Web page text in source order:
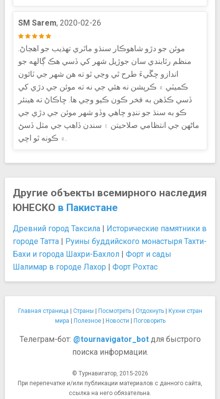
SM Sarem, 2020-02-26
موئن جو دڙو شاهوڪار سنڌو ماٿري تهذيب جو اهڃاڻ.
منظم رٿابندي سان جوڙيل شهر کي ڏسي هڪ ڳالهه جو
اندازو چڱيءَ طرح ٿي وڃي ٿو ته هن شهر جي ٽائون
ڪميٽي ۾ ڪرپشن نه هئي جي نه ته موئن جي دڙي کي
ڏسي ڪڏهن به فخر ڪون ڪيو وڃي ها. ڇاڪاڻ ته هينئر
ڪو به سنڌ جو ننڍو چاهي وڏو شهر موئن جي دڙي جي
ماڻهن جي انتظامي صلاحيتن ۽ سندن ڏاهپ جي مثل ڏسڻ
Другие объекты всемирного наследия
ЮНЕСКО в Пакистане
Древний город Таксила | Исторические памятники в
городе Татта | Руины буддийского монастыря Тахти-
Бахи и города Шахри-Бахлол | Форт и сады
Шалимар в городе Лахор | Форт Рохтас
Главная страница | Страны | Посмотреть| Отдохнуть| Кухни стран
мира | Полезное| Новости | Поговорить
Телеграм-бот: @tournavigator_botдля быстрого
поиска информации.
© Турнавигатор, 2015-2026
При перепечатке и/или публикации материалов с данного сайта,
ссылка на него обязательна.